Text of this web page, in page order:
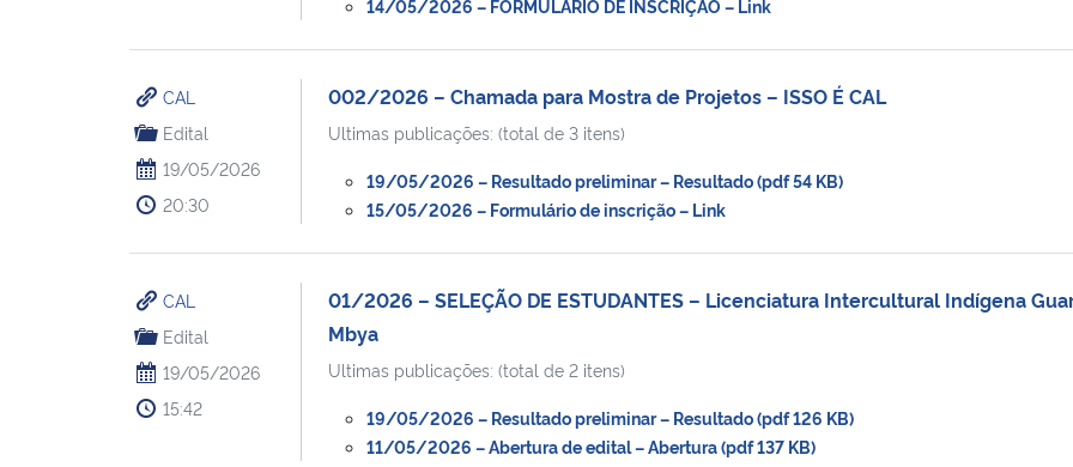
14/05/2026 – FORMULÁRIO DE INSCRIÇÃO – Link
CAL
Edital
19/05/2026
20:30
002/2026 – Chamada para Mostra de Projetos – ISSO É CAL
Ultimas publicações: (total de 3 itens)
19/05/2026 – Resultado preliminar – Resultado (pdf 54 KB)
15/05/2026 – Formulário de inscrição – Link
CAL
Edital
19/05/2026
15:42
01/2026 – SELEÇÃO DE ESTUDANTES – Licenciatura Intercultural Indígena
Mbya
Ultimas publicações: (total de 2 itens)
19/05/2026 – Resultado preliminar – Resultado (pdf 126 KB)
11/05/2026 – Abertura de edital – Abertura (pdf 137 KB)